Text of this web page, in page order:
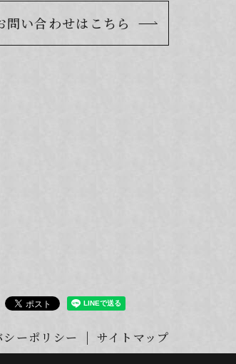
問い合わせはこちら
シーポリシー サイトマップ